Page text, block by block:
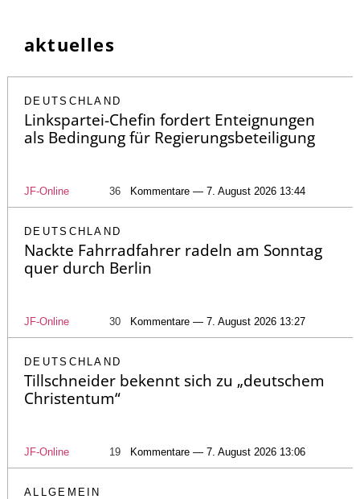
aktuelles
DEUTSCHLAND
Linkspartei-Chefin fordert Enteignungen
als Bedingung für Regierungsbeteiligung
JF-Online 36 Kommentare — 7. August 2026 13:44
DEUTSCHLAND
Nackte Fahrradfahrer radeln am Sonntag
quer durch Berlin
JF-Online 30 Kommentare — 7. August 2026 13:27
DEUTSCHLAND
Tillschneider bekennt sich zu „deutschem
Christentum“
JF-Online 19 Kommentare — 7. August 2026 13:06
ALLGEMEIN